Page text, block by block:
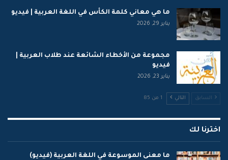
ما هي معاني كلمة الكأس في اللغة العربية | فيديو
يناير 29, 2026
مجموعة من الأخطاء الشائعة عند طلاب العربية |
فيديو
يناير 23, 2026
السابق التالي 1 من 85
اخترنا لك
ما معنى الموسوعة في اللغة العربية (فيديو)